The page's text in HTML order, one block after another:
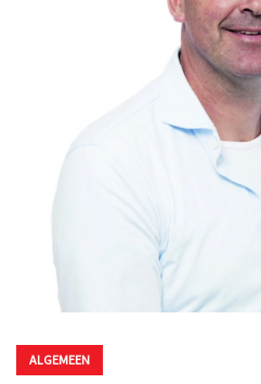
ALGEMEEN